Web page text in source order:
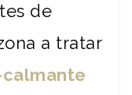
de
a tratar